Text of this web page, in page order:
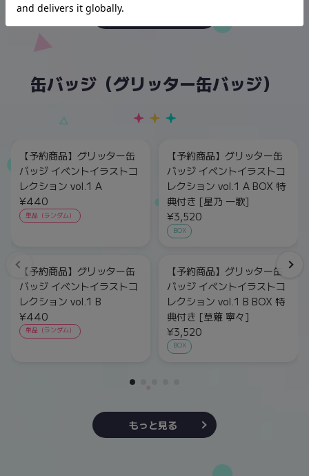
缶バッジ（グリッター缶バッジ）
【予約商品】グリッター缶
バッジ イベントイラストコ
レクション vol.1 A
¥440
単品（ランダム）
【予約商品】グリッター缶
バッジ イベントイラストコ
レクション vol.1 A BOX 特
典付き [星乃 一歌]
¥3,520
BOX
【予約商品】グリッター缶
バッジ イベントイラストコ
レクション vol.1 B
¥440
単品（ランダム）
【予約商品】グリッター缶
バッジ イベントイラストコ
レクション vol.1 B BOX 特
典付き [草薙 寧々]
¥3,520
BOX
もっと見る